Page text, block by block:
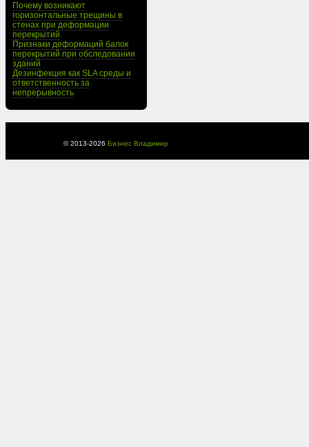
Почему возникают
горизонтальные трещины в
стенах при деформации
перекрытий
Признаки деформаций балок
перекрытий при обследовании
зданий
Дезинфекция как SLA среды и
ответственность за
непрерывность
© 2013-2026 Бизнес Владимир